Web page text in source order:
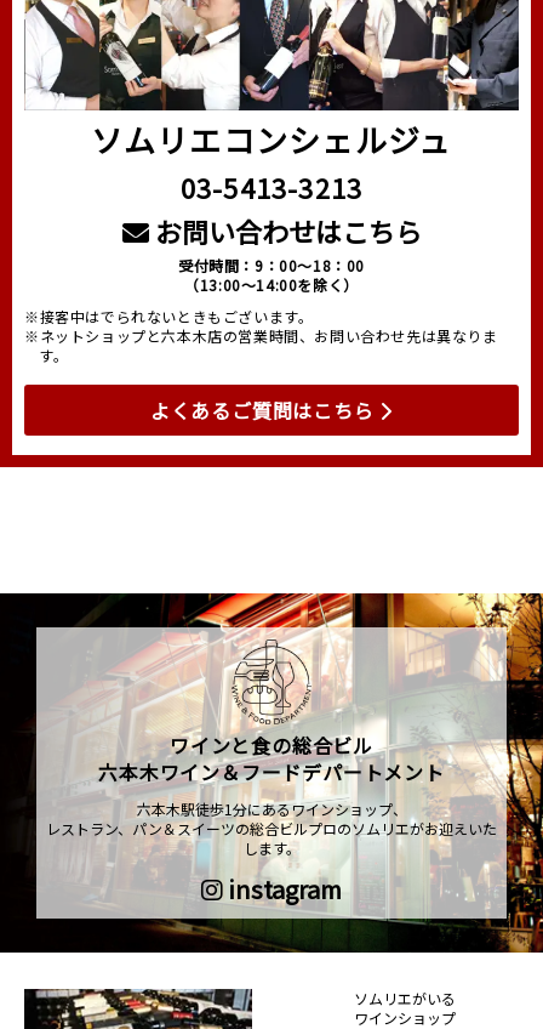
ソムリエコンシェルジュ
03-5413-3213
お問い合わせはこちら
受付時間：9：00～18：00
（13:00～14:00を除く）
※接客中はでられないときもございます。
※ネットショップと六本木店の営業時間、お問い合わせ先は異なりま
す。
よくあるご質問はこちら
ワインと食の総合ビル
六本木ワイン＆フードデパートメント
六本木駅徒歩1分にあるワインショップ、
レストラン、パン＆スイーツの総合ビルプロのソムリエがお迎えいた
します。
instagram
ソムリエがいる
ワインショップ